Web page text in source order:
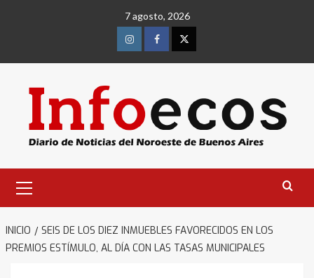
7 agosto, 2026
InstagramFacebookTwitter
primario
INICIO
SEIS DE LOS DIEZ INMUEBLES FAVORECIDOS EN LOS
PREMIOS ESTÍMULO, AL DÍA CON LAS TASAS MUNICIPALES